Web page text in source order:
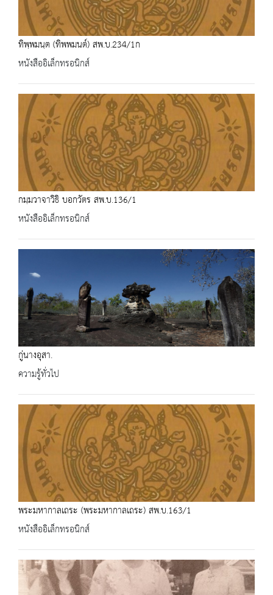
ทิพฺพมนฺต (ทิพพมนต์) สพ.บ.234/1ก
หนังสืออิเล็กทรอนิกส์
กมฺมวาจาวิธิ บอกวัตร สพ.บ.136/1
หนังสืออิเล็กทรอนิกส์
กู่นางอุสา.
ความรู้ทั่วไป
พระมหากาลเถระ (พระมหากาลเถระ) สพ.บ.163/1
หนังสืออิเล็กทรอนิกส์